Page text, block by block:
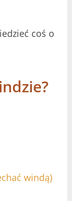
coś o
windą)